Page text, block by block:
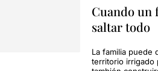
Cuando un
saltar todo
La familia puede
territorio irrigado